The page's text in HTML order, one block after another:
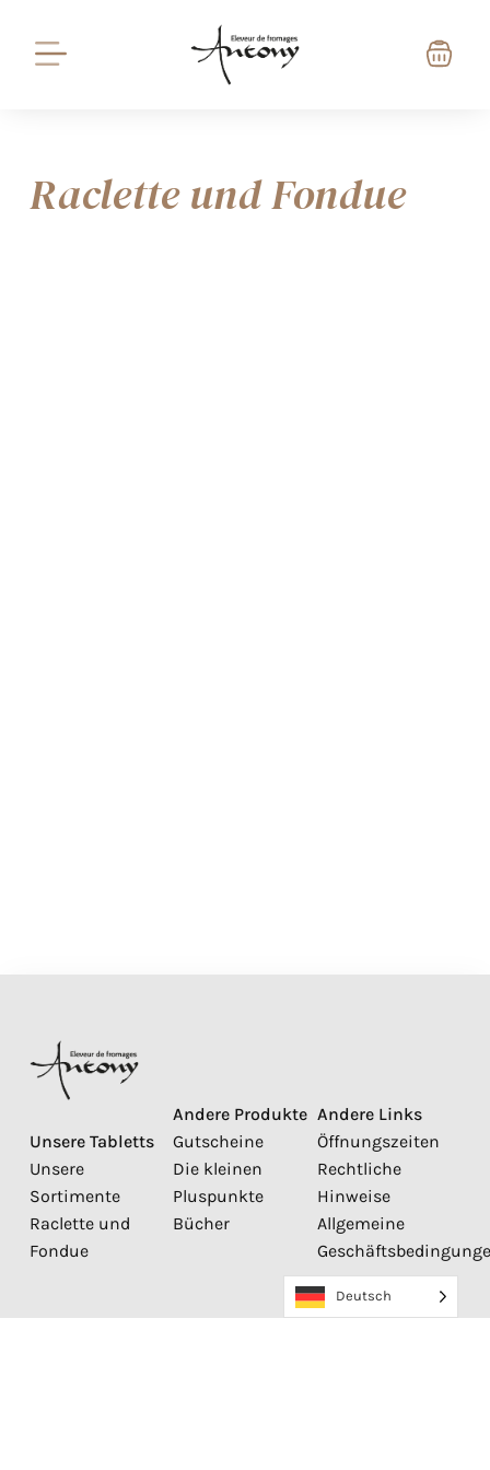
Raclette und Fondue
Unsere Tabletts
Unsere
Sortimente
Raclette und
Fondue
Andere Produkte
Gutscheine
Die kleinen
Pluspunkte
Bücher
Andere Links
Öffnungszeiten
Rechtliche
Hinweise
Allgemeine
Wir akzeptieren
Deutsch